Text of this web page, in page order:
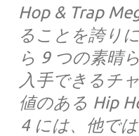
Hop & Trap
ることを誇り
ら 9 つの素晴
入手できるチ
値のある Hip
4 には、他で